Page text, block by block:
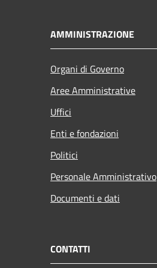
AMMINISTRAZIONE
Organi di Governo
Aree Amministrative
Uffici
Enti e fondazioni
Politici
Personale Amministrativo
Documenti e dati
CONTATTI